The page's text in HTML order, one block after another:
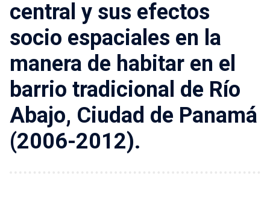
central y sus efectos
socio espaciales en la
manera de habitar en el
barrio tradicional de Río
Abajo, Ciudad de Panamá
(2006-2012).